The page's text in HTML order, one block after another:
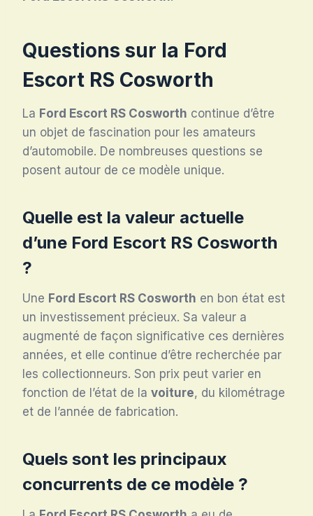
Questions sur la Ford
Escort RS Cosworth
La Ford Escort RS Cosworth continue d’être
un objet de fascination pour les amateurs
d’automobile. De nombreuses questions se
posent autour de ce modèle unique.
Quelle est la valeur actuelle
d’une Ford Escort RS Cosworth
?
Une Ford Escort RS Cosworth en bon état est
un investissement précieux. Sa valeur a
augmenté de façon significative ces dernières
années, et elle continue d’être recherchée par
les collectionneurs. Son prix peut varier en
fonction de l’état de la voiture, du kilométrage
et de l’année de fabrication.
Quels sont les principaux
concurrents de ce modèle ?